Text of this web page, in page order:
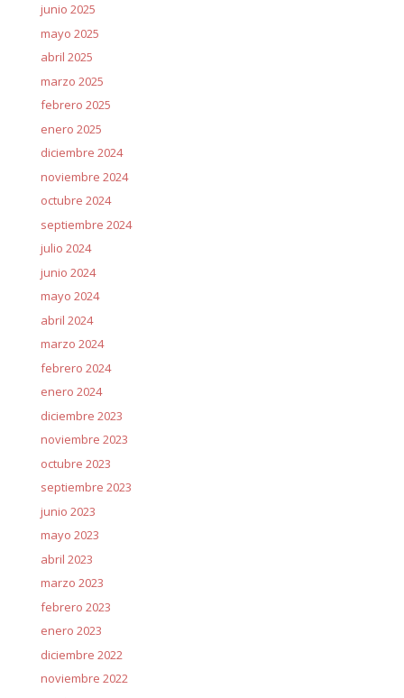
junio 2025
mayo 2025
abril 2025
marzo 2025
febrero 2025
enero 2025
diciembre 2024
noviembre 2024
octubre 2024
septiembre 2024
julio 2024
junio 2024
mayo 2024
abril 2024
marzo 2024
febrero 2024
enero 2024
diciembre 2023
noviembre 2023
octubre 2023
septiembre 2023
junio 2023
mayo 2023
abril 2023
marzo 2023
febrero 2023
enero 2023
diciembre 2022
noviembre 2022